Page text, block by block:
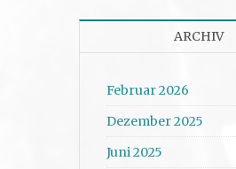
ARCHIV
Februar 2026
Dezember 2025
Juni 2025